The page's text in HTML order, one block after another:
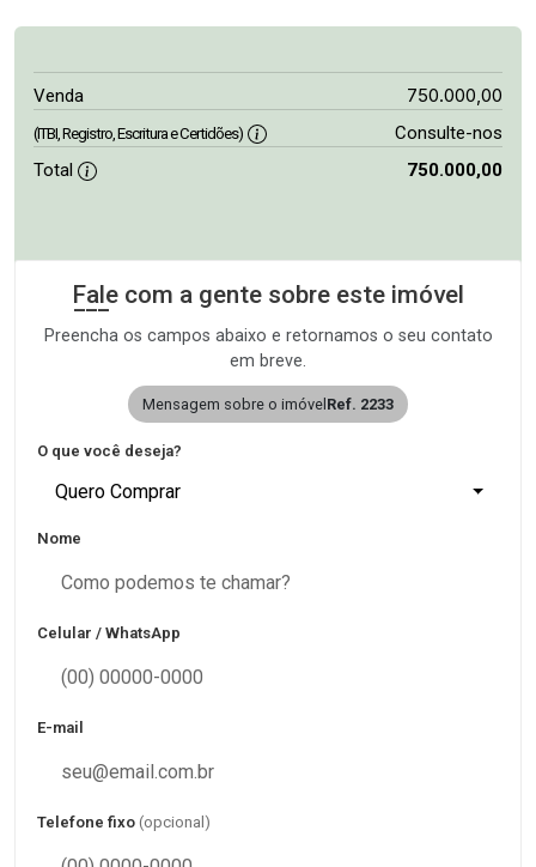
Venda 750.000,00
(ITBI, Registro, Escritura e Certidões)
Consulte-nos
Total
750.000,00
Fale com a gente sobre este imóvel
Preencha os campos abaixo e retornamos o seu contato
em breve.
Mensagem sobre o imóvel Ref. 2233
O que você deseja?
Quero Comprar
Nome
Celular / WhatsApp
E-mail
Telefone fixo (opcional)